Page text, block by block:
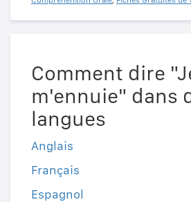
Comment dire
m'ennuie" dans
langues
Anglais
Français
Espagnol